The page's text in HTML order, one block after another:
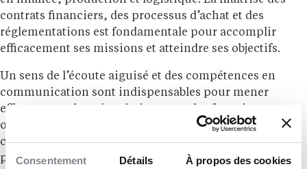
Consentement Détails À propos des cookies
contrats financiers, des processus d’achat et des
réglementations est fondamentale pour accomplir
efficacement ses missions et atteindre ses objectifs.
Un sens de l’écoute aiguisé et des compétences en
communication sont indispensables pour mener
efficacement les négociations avec les fournisseurs et
obtenir les conditions les plus avantageuses. La
curiosité intellectuelle joue également un rôle clé,
permettant une compréhension approfondie des